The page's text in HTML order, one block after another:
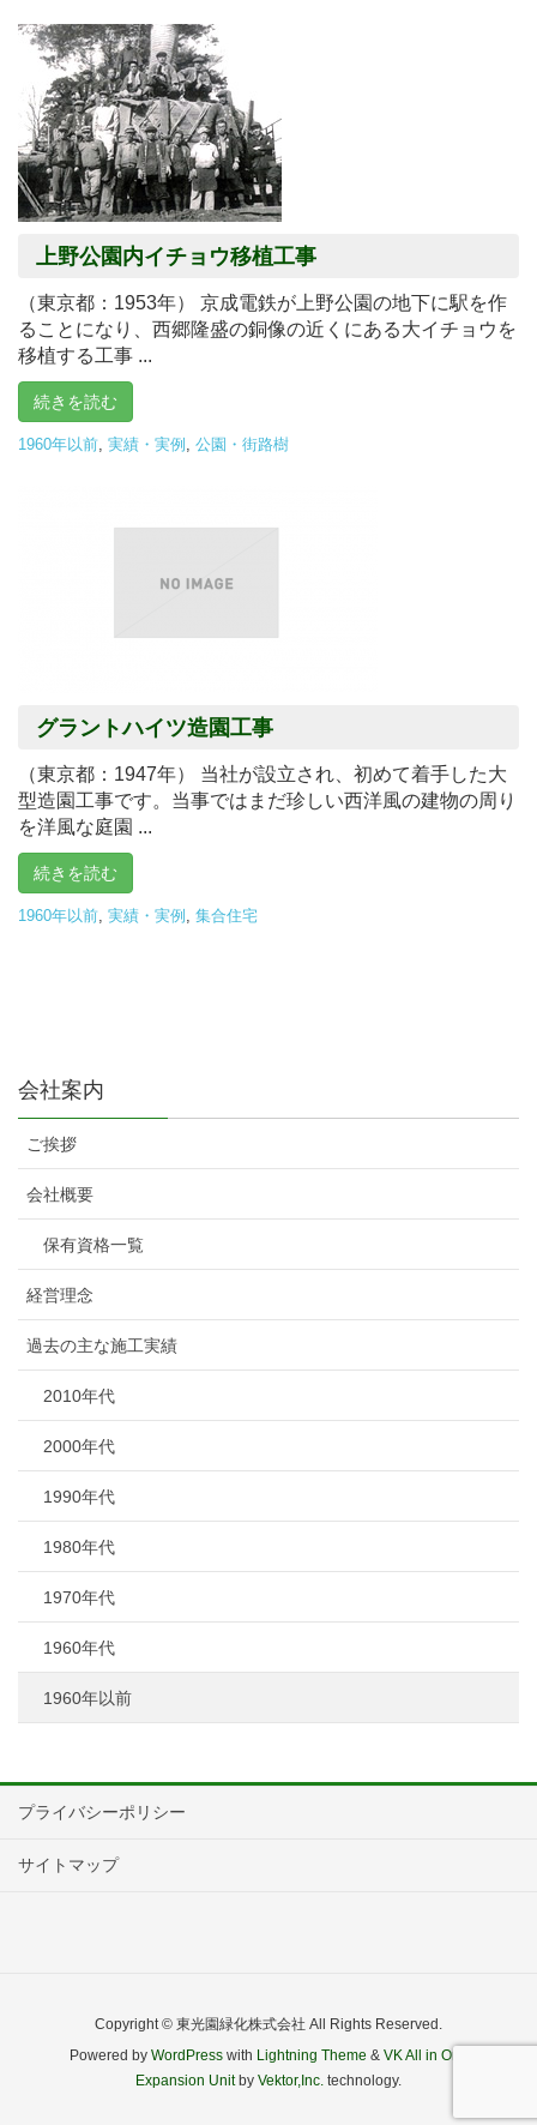
上野公園内イチョウ移植工事
（東京都：1953年） 京成電鉄が上野公園の地下に駅を作
ることになり、西郷隆盛の銅像の近くにある大イチョウを
移植する工事 ...
続きを読む
1960年以前, 実績・実例 , 公園・街路樹
グラントハイツ造園工事
（東京都：1947年） 当社が設立され、初めて着手した大
型造園工事です。当事ではまだ珍しい西洋風の建物の周り
を洋風な庭園 ...
続きを読む
1960年以前, 実績・実例 , 集合住宅
会社案内
ご挨拶
会社概要
保有資格一覧
経営理念
過去の主な施工実績
2010年代
2000年代
1990年代
1980年代
1970年代
1960年代
1960年以前
プライバシーポリシー
サイトマップ
Copyright © 東光園緑化株式会社 All Rights Reserved.
Powered by WordPresswith Lightning Theme & VK All in One
Expansion Unitby Vektor,Inc. technology.